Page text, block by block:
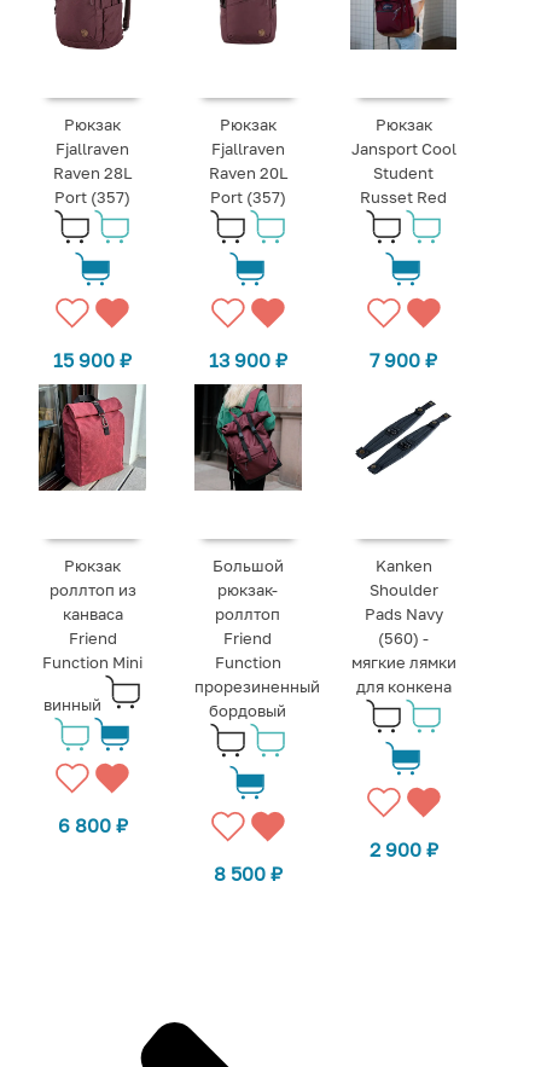
Рюкзак
Fjallraven
Raven 28L
Port (357)
15 900₽
Рюкзак
Fjallraven
Raven 20L
Port (357)
13 900 ₽
Рюкзак
Jansport Cool
Student
Russet Red
7 900₽
Рюкзак
роллтоп из
канваса
Friend
Function Mini
винный
6 800 ₽
Большой
рюкзак-
роллтоп
Friend
Function
прорезиненный
бордовый
8 500 ₽
Kanken
Shoulder
Pads Navy
(560) -
мягкие лямки
для конкена
2 900 ₽